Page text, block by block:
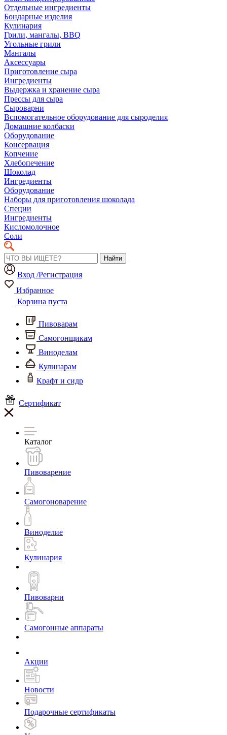
Отдельные ингредиенты
Бондарные изделия
Кулинария
Грили, мангалы, BBQ
Угольные грили
Мангалы
Аксессуары
Приготовление сыра
Ингредиенты
Выдержка и хранение сыра
Прессы для сыра
Сыроварни
Вспомогательное оборудование для сыроделия
Домашние колбаски
Оборудование
Консервация
Копчение
Хлебопечение
Шоколад
Ингредиенты
Оборудование
Наборы для приготовления шоколада
Специи
Ингредиенты
Кисломолочное
Соли
Найти
Вход /Регистрация
Избранное
Корзина пуста
Пивоварам
Самогонщикам
Виноделам
Кулинарам
Крафт и сидр
Сертификат
Каталог
Пивоварение
Самогоноварение
Виноделие
Кулинария
Пивоварни
Самогонные аппараты
Акции
Новости
Подарочные сертификаты